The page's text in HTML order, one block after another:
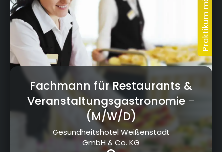
Fachmann für Restaurants &
Veranstaltungsgastronomie -
(M/W/D)
Gesundheitshotel Weißenstadt
GmbH & Co. KG